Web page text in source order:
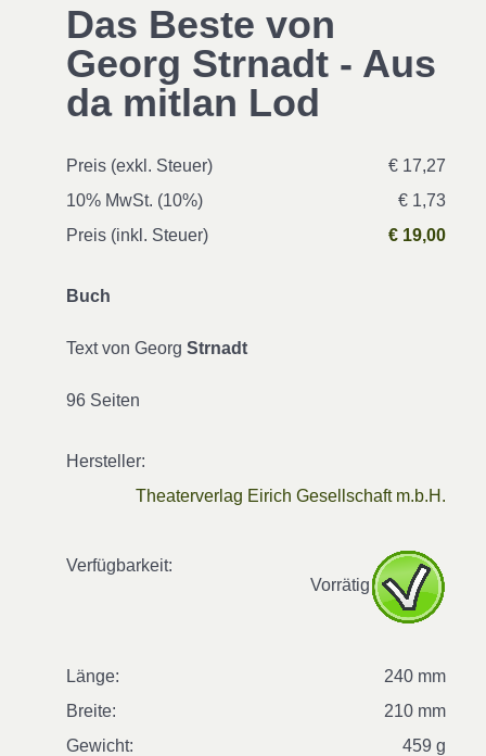
Das Beste von
Georg Strnadt - Aus
da mitlan Lod
Preis (exkl. Steuer)
€ 17,27
10% MwSt. (10%)
€ 1,73
Preis (inkl. Steuer)
€ 19,00
Buch
Text von Georg Strnadt
96 Seiten
Hersteller:
Theaterverlag Eirich Gesellschaft m.b.H.
Verfügbarkeit:
Vorrätig
Länge:
240 mm
Breite:
210 mm
Gewicht:
459 g